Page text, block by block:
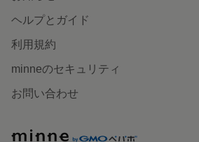
ヘルプとガイド
利用規約
minneのセキュリティ
お問い合わせ